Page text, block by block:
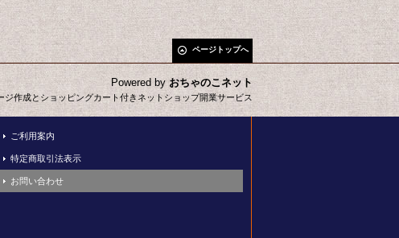
ページトップへ
Powered by おちゃのこネット
ジ作成とショッピングカート付きネットショップ開業サービス
ご利用案内
特定商取引法表示
お問い合わせ